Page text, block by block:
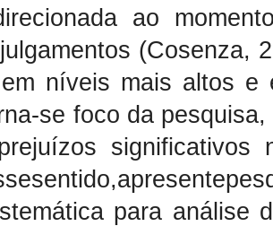
ao
(Cosenza,
níveis mais altos e
se foco da
significativos
para análise